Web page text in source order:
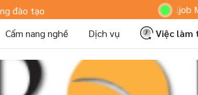
đào tạo Hoteljob MV:
Cẩm nang nghề Dịch vụ
Việc làm